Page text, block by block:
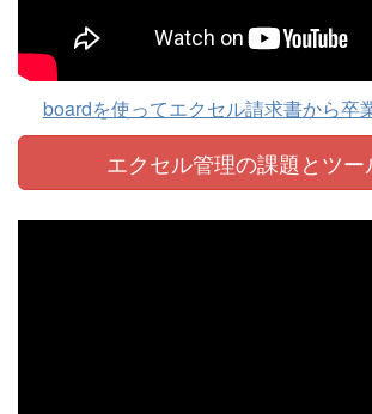
boardを使ってエクセル請求書から卒
エクセル管理の課題とツー